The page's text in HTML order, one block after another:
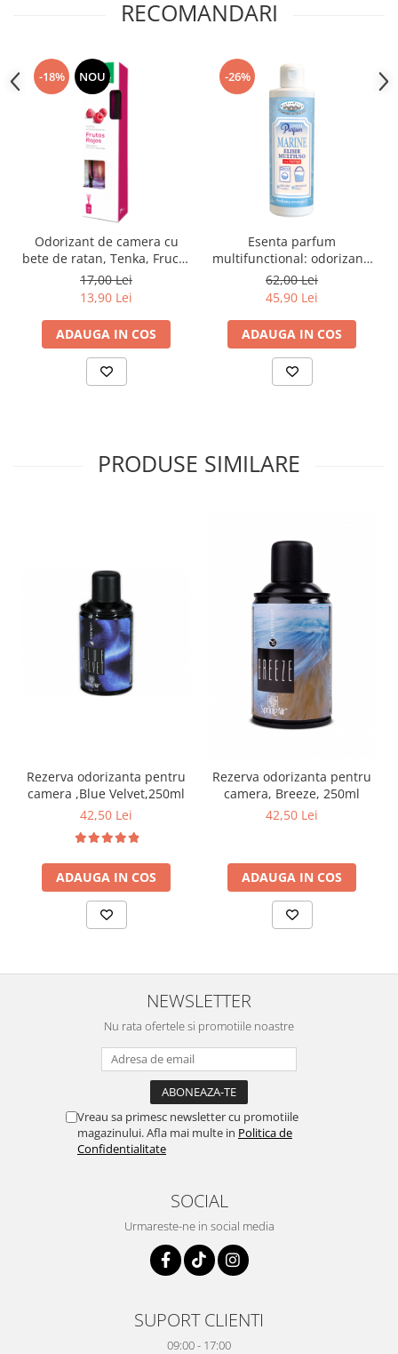
RECOMANDARI
-18% NOU
Odorizant de camera cu
bete de ratan, Tenka, Fructe
de padure 40ml
17,00 Lei
13,90 Lei
ADAUGA IN COS
-26%
Esenta parfum
multifunctional: odorizant,
rufe, pardoseli, odorizant
camera, OmniParfum
Marine Fresh 235ml
62,00 Lei
45,90 Lei
ADAUGA IN COS
PRODUSE SIMILARE
Rezerva odorizanta pentru
camera ,Blue Velvet,250ml
42,50 Lei
ADAUGA IN COS
Rezerva odorizanta pentru
camera, Breeze, 250ml
42,50 Lei
ADAUGA IN COS
NEWSLETTER
Nu rata ofertele si promotiile noastre
Vreau sa primesc newsletter cu promotiile
magazinului. Afla mai multe in Politica de
Confidentialitate
SOCIAL
Urmareste-ne in social media
SUPORT CLIENTI
09:00 - 17:00